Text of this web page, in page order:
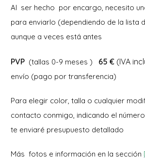
Al ser hecho por encargo, necesito
para enviarlo (dependiendo de la lista
aunque a veces está antes
PVP (tallas 0-9 meses ) 65 € (IVA
envío (pago por transferencia)
Para elegir color, talla o cualquier
contacto conmigo, indicando el
te enviaré presupuesto detallado
Más fotos e información en la sección